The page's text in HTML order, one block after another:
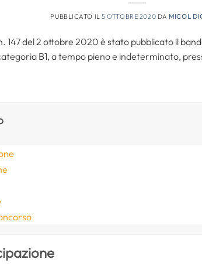
PUBBLICATO IL5 OTTOBRE 2020 DA MICOL
147 del 2 ottobre 2020 è stato pubblicato il
B1, a tempo pieno e indeterminato,